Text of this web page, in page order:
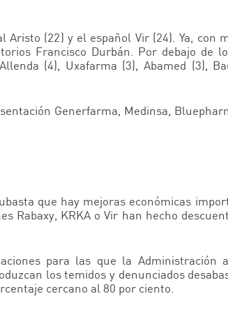
(22) y el español Vir (24). Ya, con
Francisco Durbán. Por debajo de
(4), Uxafarma (3), Abamed (3),
Generfarma, Medinsa,
que hay mejoras económicas
Rabaxy, KRKA o Vir han hecho
para las que la Administración
los temidos y denunciados
cercano al 80 por ciento.